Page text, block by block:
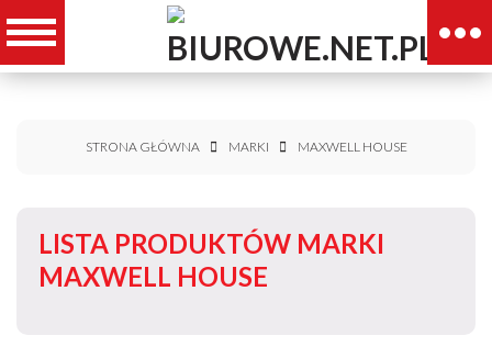
STRONA GŁÓWNA MARKI MAXWELL HOUSE
LISTA PRODUKTÓW MARKI
MAXWELL HOUSE